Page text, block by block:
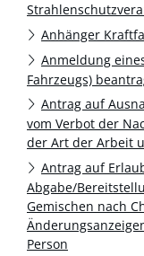
Anhänger
Anmeldung
Fahrzeugs)
Antrag auf
vom Verbot der
der Art der Arbeit
Antrag auf
Abgabe/
Gemischen nach
Person